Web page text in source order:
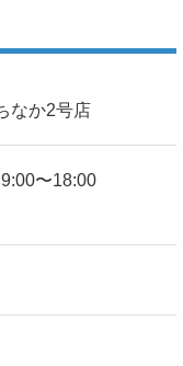
なか2号店
〜18:00